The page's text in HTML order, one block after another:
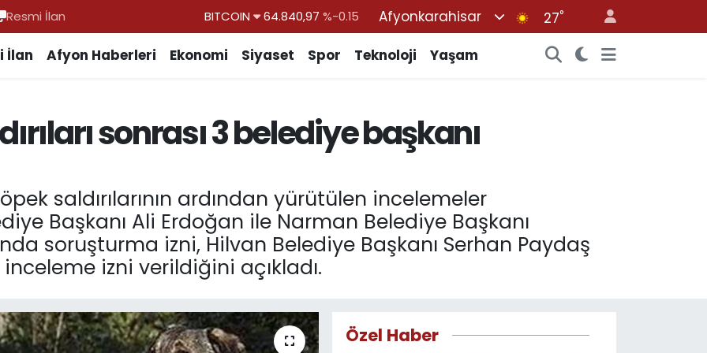
Resmi İlan DOLAR 47,7436%0.18
BİST100
13.779 %-14
%-0.15
Afyonkarahisar 27°
İlan Afyon Haberleri Ekonomi Siyaset Spor Teknoloji Yaşam
sonrası 3 belediye başkanı
saldırılarının ardından yürütülen incelemeler
Başkanı Ali Erdoğan ile Narman Belediye Başkanı
soruşturma izni, Hilvan Belediye Başkanı Serhan Paydaş
izni verildiğini açıkladı.
Özel Haber